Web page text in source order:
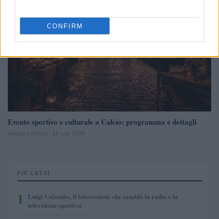
CONFIRM
Evento sportivo e culturale a Calcio: programma e dettagli
Andrea Conforti · 26 Lug 2026
PIÙ LETTI
1
Luigi Colombo, il telecronista che cambiò la radio e la
televisione sportiva